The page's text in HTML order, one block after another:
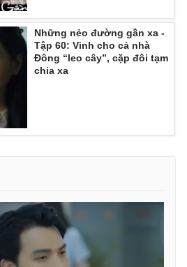
Những nẻo đường gần xa -
Tập 60: Vinh cho cả nhà
Đông “leo cây”, cặp đôi tạm
chia xa